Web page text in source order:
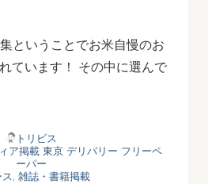
ということでお米自慢のお
ています！ その中に選んで
トリビス
ア掲載 東京 デリバリー フリーペ
ーパー
ス, 雑誌・書籍掲載